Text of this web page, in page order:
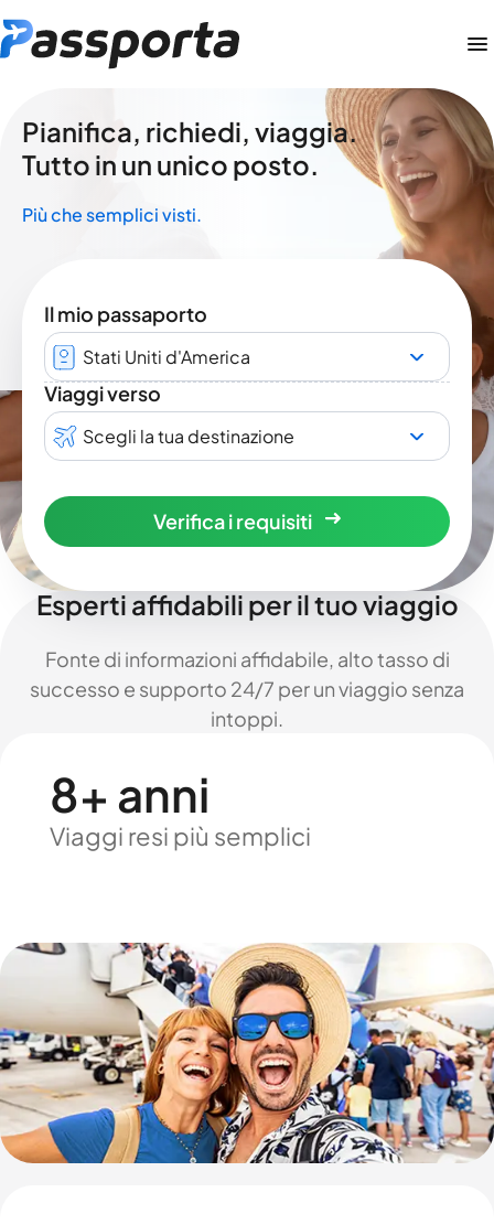
Pianifica, richiedi, viaggia.
Tutto in un unico posto.
Più che semplici visti.
Il mio passaporto
Stati Uniti d'America
Viaggi verso
Scegli la tua destinazione
Verifica i requisiti
Esperti affidabili per il tuo viaggio
Fonte di informazioni affidabile, alto tasso di
successo e supporto 24/7 per un viaggio senza
intoppi.
8+ anni
Viaggi resi più semplici